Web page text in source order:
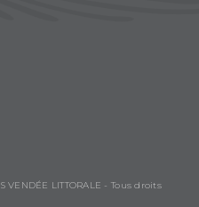
VENDÉE LITTORALE - Tous droits